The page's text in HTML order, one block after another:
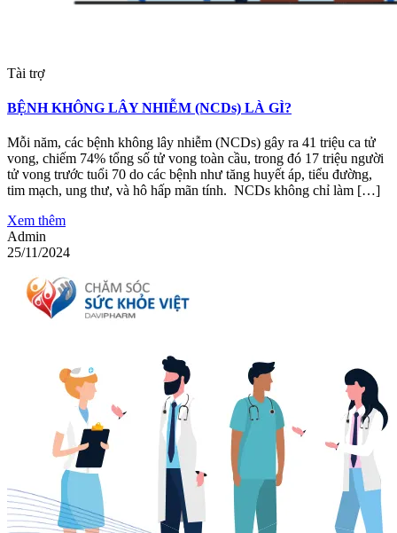
Tài trợ
BỆNH KHÔNG LÂY NHIỄM (NCDs) LÀ GÌ?
Mỗi năm, các bệnh không lây nhiễm (NCDs) gây ra 41 triệu ca tử
vong, chiếm 74% tổng số tử vong toàn cầu, trong đó 17 triệu người
tử vong trước tuổi 70 do các bệnh như tăng huyết áp, tiểu đường,
tim mạch, ung thư, và hô hấp mãn tính. NCDs không chỉ làm […]
Xem thêm
Admin
25/11/2024